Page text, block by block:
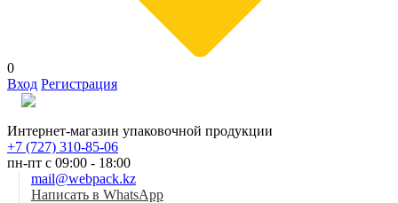
0
Вход Регистрация
Интернет-магазин упаковочной продукции
+7 (727) 310-85-06
пн-пт с 09:00 - 18:00
mail@webpack.kz
Написать в WhatsApp